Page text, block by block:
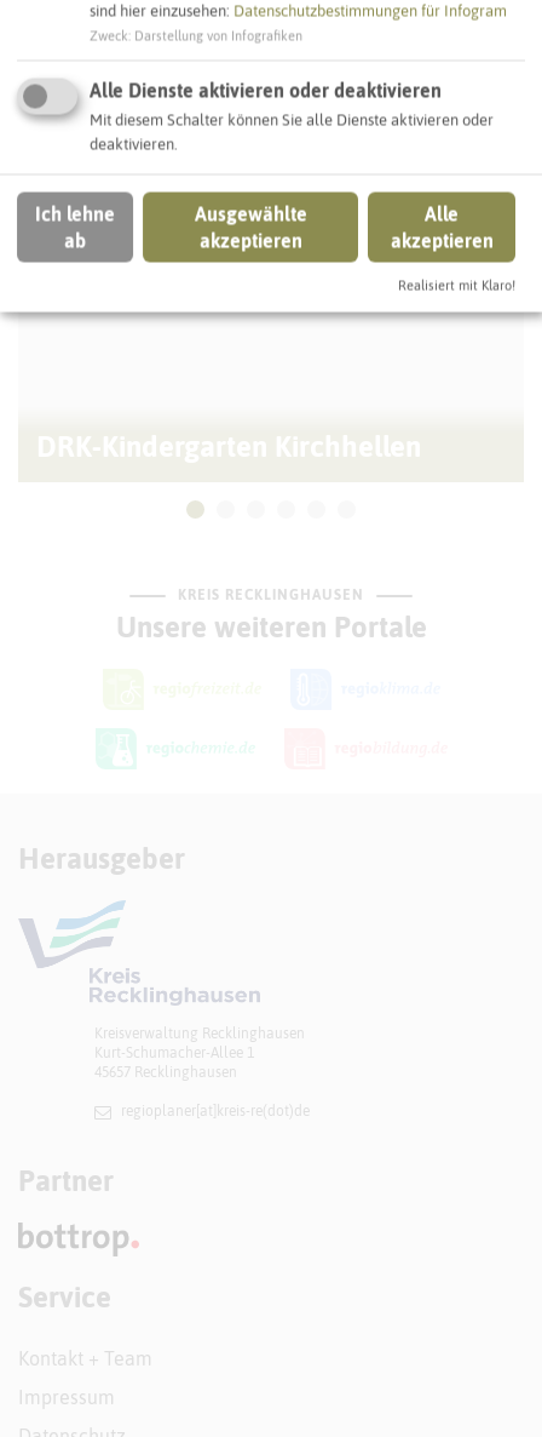
IN DER UMGEBUNG
BOTTROP
KREIS RECKLINGHAUSEN
Unsere weiteren Portale
Herausgeber
Kreisverwaltung Recklinghausen
Kurt-Schumacher-Allee 1
45657 Recklinghausen
regioplaner[at]​kreis-re(dot)de
Partner
Service
Kontakt + Team
Impressum
sind hier einzusehen: Datenschutzbestimmungen für Infogram
Zweck Darstellung von Infografiken
Alle Dienste aktivieren oder deaktivieren
Mit diesem Schalter können Sie alle Dienste aktivieren oder
deaktivieren.
Ich lehne
ab
Ausgewählte
akzeptieren
Alle
akzeptieren
Realisiert mit Klaro!